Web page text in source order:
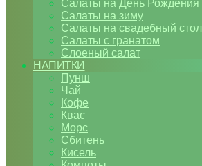
Салаты на День Рождения
Салаты на зиму
Салаты на свадебный стол
Салаты с гранатом
Слоеный салат
НАПИТКИ
Пунш
Чай
Кофе
Квас
Морс
Сбитень
Кисель